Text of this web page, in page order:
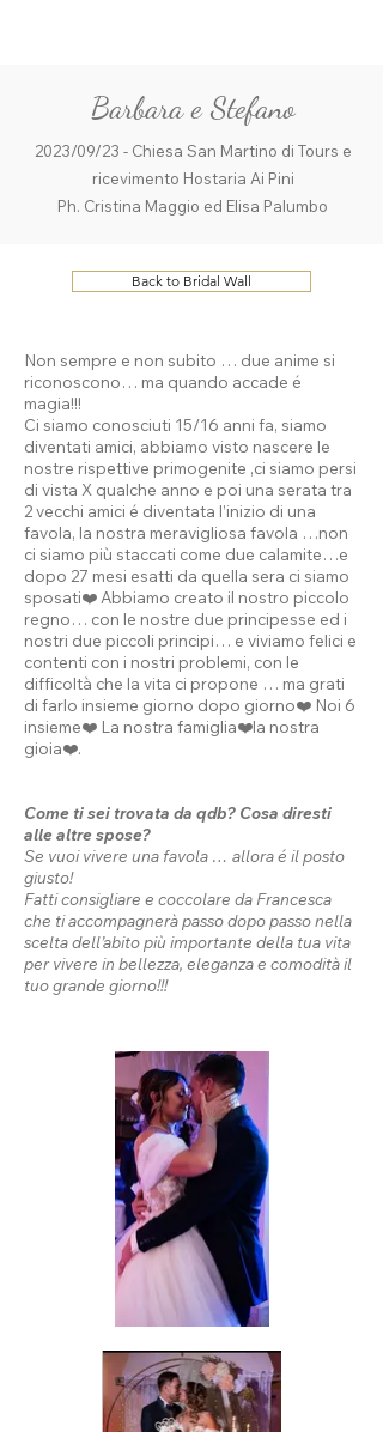
Barbara e Stefano
2023/09/23 - Chiesa San Martino di Tours e
ricevimento Hostaria Ai Pini
Ph. Cristina Maggio ed Elisa Palumbo
Back to Bridal Wall
Non sempre e non subito … due anime si
riconoscono… ma quando accade é
magia!!!
Ci siamo conosciuti 15/16 anni fa, siamo
diventati amici, abbiamo visto nascere le
nostre rispettive primogenite ,ci siamo persi
di vista X qualche anno e poi una serata tra
2 vecchi amici é diventata l’inizio di una
favola, la nostra meravigliosa favola …non
ci siamo più staccati come due calamite…e
dopo 27 mesi esatti da quella sera ci siamo
sposati❤️ Abbiamo creato il nostro piccolo
regno… con le nostre due principesse ed i
nostri due piccoli principi… e viviamo felici e
contenti con i nostri problemi, con le
difficoltà che la vita ci propone … ma grati
di farlo insieme giorno dopo giorno❤️ Noi 6
insieme❤️ La nostra famiglia❤️la nostra
gioia❤️.
Come ti sei trovata da qdb? Cosa diresti
alle altre spose?
Se vuoi vivere una favola … allora é il posto
giusto!
Fatti consigliare e coccolare da Francesca
che ti accompagnerà passo dopo passo nella
scelta dell’abito più importante della tua vita
per vivere in bellezza, eleganza e comodità il
tuo grande giorno!!!